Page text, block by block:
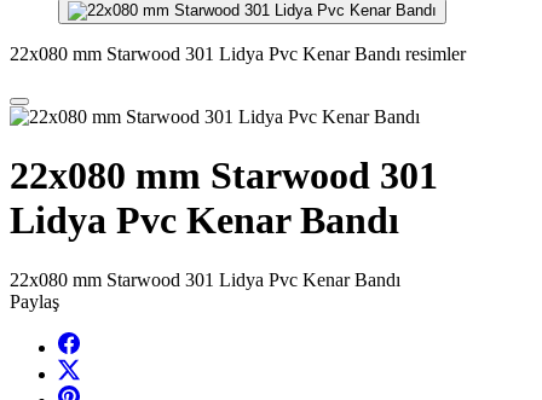
22x080 mm Starwood 301 Lidya Pvc Kenar Bandı resimler
22x080 mm Starwood 301
Lidya Pvc Kenar Bandı
22x080 mm Starwood 301 Lidya Pvc Kenar Bandı
Paylaş